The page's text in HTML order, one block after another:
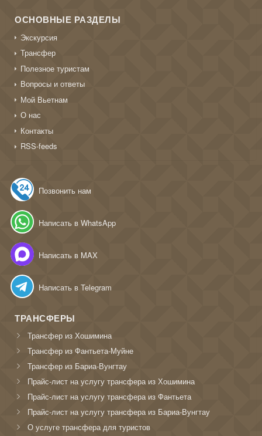
ОСНОВНЫЕ РАЗДЕЛЫ
Экскурсия
Трансфер
Полезное туристам
Вопросы и ответы
Мой Вьетнам
О нас
Контакты
RSS-feeds
Позвонить нам
Написать в WhatsApp
Написать в MAX
Написать в Telegram
ТРАНСФЕРЫ
Трансфер из Хошимина
Трансфер из Фантьета-Муйне
Трансфер из Бариа-Вунгтау
Прайс-лист на услугу трансфера из Хошимина
Прайс-лист на услугу трансфера из Фантьета
Прайс-лист на услугу трансфера из Бариа-Вунгтау
О услуге трансфера для туристов